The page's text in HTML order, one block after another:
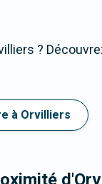
?
à Orvilliers